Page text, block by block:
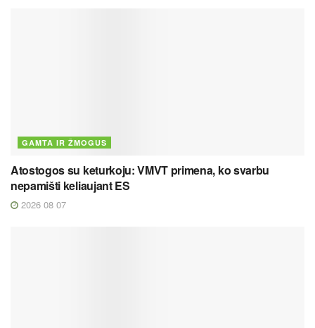
GAMTA IR ŽMOGUS
Atostogos su keturkoju: VMVT primena, ko svarbu
nepamišti keliaujant ES
2026 08 07